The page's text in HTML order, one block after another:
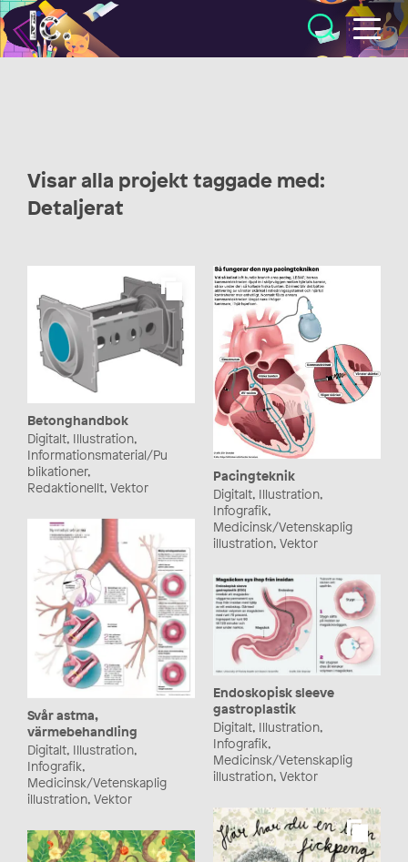
Illustratörcentrum
Visar alla projekt taggade med:
Detaljerat
Betonghandbok
Digitalt, Illustration,
Informationsmaterial/Pu
blikationer,
Redaktionellt, Vektor
Pacingteknik
Digitalt, Illustration,
Infografik,
Medicinsk/Vetenskaplig
illustration, Vektor
Svår astma,
värmebehandling
Digitalt, Illustration,
Infografik,
Medicinsk/Vetenskaplig
illustration, Vektor
Endoskopisk sleeve
gastroplastik
Digitalt, Illustration,
Infografik,
Medicinsk/Vetenskaplig
illustration, Vektor